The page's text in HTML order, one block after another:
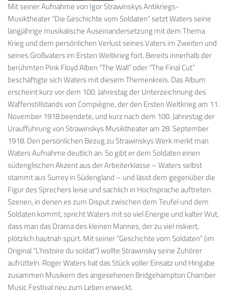
Mit seiner Aufnahme von Igor Strawinskys Antikriegs-
Musiktheater “Die Geschichte vom Soldaten” setzt Waters seine
langjährige musikalische Auseinandersetzung mit dem Thema
Krieg und dem persönlichen Verlust seines Vaters im Zweiten und
seines Großvaters im Ersten Weltkrieg fort. Bereits innerhalb der
berühmten Pink Floyd Alben “The Wall” oder “The Final Cut”
beschäftigte sich Waters mit diesem Themenkreis. Das Album
erscheint kurz vor dem 100. Jahrestag der Unterzeichnung des
Waffenstillstands von Compiègne, der den Ersten Weltkrieg am 11.
November 1918 beendete, und kurz nach dem 100. Jahrestag der
Uraufführung von Strawinskys Musiktheater am 28. September
1918. Den persönlichen Bezug zu Strawinskys Werk merkt man
Waters Aufnahme deutlich an. So gibt er dem Soldaten einen
südenglischen Akzent aus der Arbeiterklasse – Waters selbst
stammt aus Surrey in Südengland – und lässt dem gegenüber die
Figur des Sprechers leise und sachlich in Hochsprache auftreten.
Szenen, in denen es zum Disput zwischen dem Teufel und dem
Soldaten kommt, spricht Waters mit so viel Energie und kalter Wut,
dass man das Drama des kleinen Mannes, der zu viel riskiert,
plötzlich hautnah spürt. Mit seiner “Geschichte vom Soldaten” (im
Original “L’histoire du soldat”) wollte Strawinsky seine Zuhörer
aufrütteln. Roger Waters hat das Stück voller Einsatz und Hingabe
zusammen Musikern des angesehenen Bridgehampton Chamber
Music Festival neu zum Leben erweckt.